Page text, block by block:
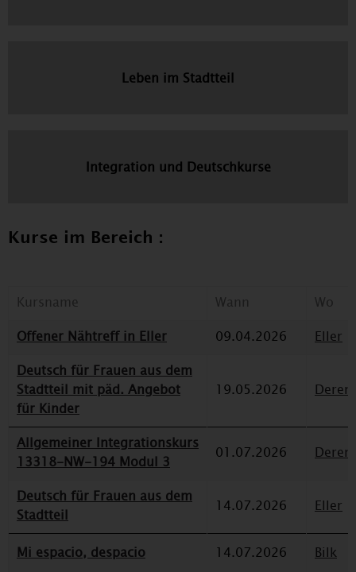
Leben im Stadtteil
Integration und Deutschkurse
Kurse im Bereich :
Kursname Wann
Wo
Offener Nähtreff in Eller
09.04.2026
Eller
Deutsch für Frauen aus dem
Stadtteil mit päd. Angebot
für Kinder
19.05.2026
Allgemeiner Integrationskurs
13318-NW-194 Modul 3
01.07.2026
Deutsch für Frauen aus dem
Stadtteil
14.07.2026 Eller
Mi espacio, despacio 14.07.2026 Bilk